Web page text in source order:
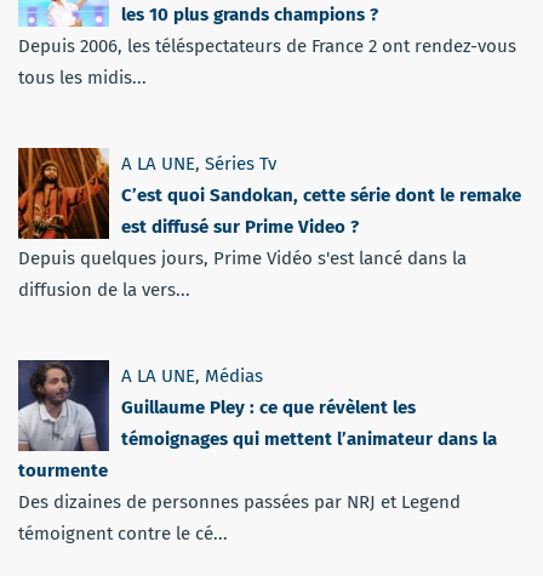
les 10 plus grands champions ?
Depuis 2006, les téléspectateurs de France 2 ont rendez-vous
tous les midis...
A LA UNE, Séries Tv
C’est quoi Sandokan, cette série dont le remake
est diffusé sur Prime Video ?
Depuis quelques jours, Prime Vidéo s'est lancé dans la
diffusion de la vers...
A LA UNE, Médias
Guillaume Pley : ce que révèlent les
témoignages qui mettent l’animateur dans la
tourmente
Des dizaines de personnes passées par NRJ et Legend
témoignent contre le cé...